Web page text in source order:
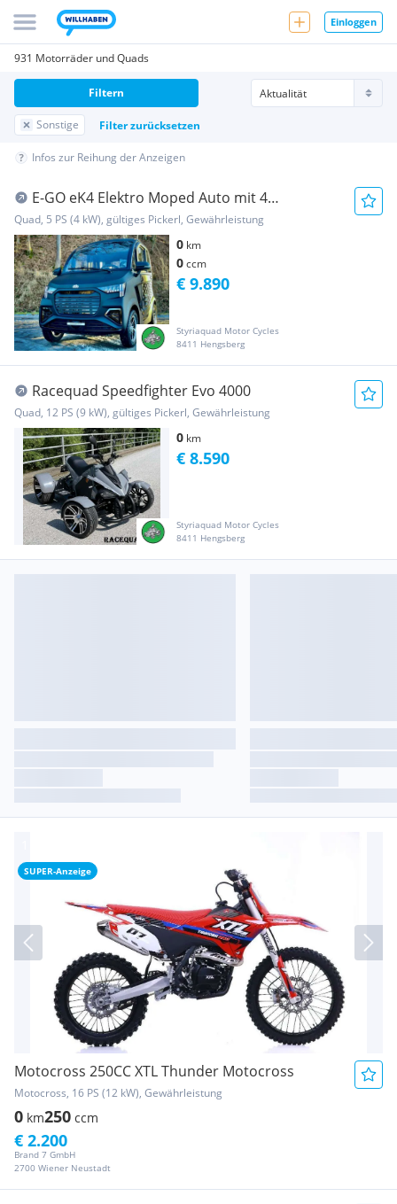
Einloggen
931 Motorräder und Quads
Sonstige Filter zurücksetzen
Filtern
Infos zur Reihung der Anzeigen
E-GO eK4 Elektro Moped Auto mit 4
Sitzplätzen
Quad, 5 PS (4 kW), gültiges Pickerl, Gewährleistung
0 km
0ccm
Styriaquad Motor Cycles
8411 Hengsberg
€ 9.890
Racequad Speedfighter Evo 4000
Quad, 12 PS (9 kW), gültiges Pickerl, Gewährleistung
0 km
Styriaquad Motor Cycles
8411 Hengsberg
€ 8.590
SUPER-Anzeige
Motocross 250CC XTL Thunder Motocross
Motocross, 16 PS (12 kW), Gewährleistung
0 km250 ccm
Brand 7 GmbH
2700 Wiener Neustadt
€ 2.200